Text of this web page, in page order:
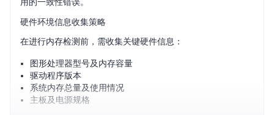
硬件环境信息收集策略
在进行内存检测前，需收集关键硬件信息：
图形处理器型号及内存容量
驱动程序版本
系统内存总量及使用情况
主板及电源规格